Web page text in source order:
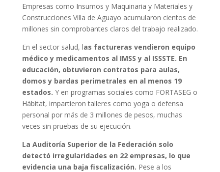
Empresas como Insumos y Maquinaria y Materiales y
Construcciones Villa de Aguayo acumularon cientos de
millones sin comprobantes claros del trabajo realizado.
En el sector salud, las factureras vendieron equipo
médico y medicamentos al IMSS y al ISSSTE. En
educación, obtuvieron contratos para aulas,
domos y bardas perimetrales en al menos 19
estados. Y en programas sociales como FORTASEG o
Hábitat, impartieron talleres como yoga o defensa
personal por más de 3 millones de pesos, muchas
veces sin pruebas de su ejecución.
La Auditoría Superior de la Federación solo
detectó irregularidades en 22 empresas, lo que
evidencia una baja fiscalización. Pese a los